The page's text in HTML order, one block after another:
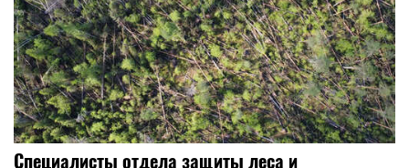
Специалисты отдела защиты леса и